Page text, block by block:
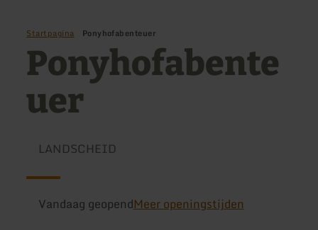
Startpagina Ponyhofabenteuer
Ponyhofabente
uer
LANDSCHEID
Vandaag geopendMeer openingstijden